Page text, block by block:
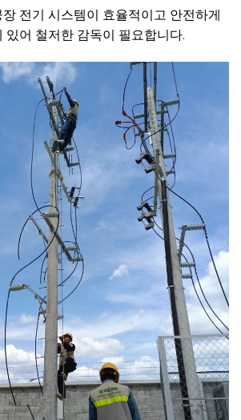
전기 시스템이 효율적이고 안전하게
있어 철저한 감독이 필요합니다.